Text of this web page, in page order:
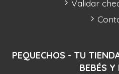
PEQUECHOS - TU
BEBÉS Y
Validar